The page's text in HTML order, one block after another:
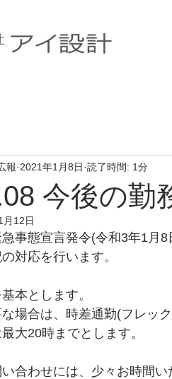
今後の勤
報 2021年1月8日 読了時間: 1分
月12日
事態宣言発令(令和3年1月
対応を行います。
本とします。
な場合は、時差通勤(フレッ
大20時までとします。
合わせには、少々お時間